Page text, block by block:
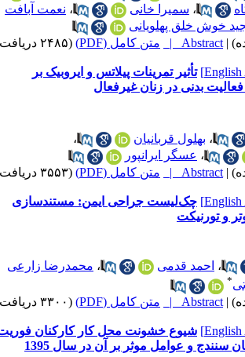
،سمیرا خانی ،نعمت آبافت
خوش خلق پهلویانی
|
Abstract | متن کامل (PDF) (۲۴۸۵ دریافت)
تأثیر تمرینات پیلاتس و ایروبیک بر
بدنی در زنان غیرفعال
،بهلول قربانیان
،
،عسگر ایرانپور
|
Abstract | متن کامل (PDF) (۳۵۵۳ دریافت)
چک‌لیست جراحی ایمن: مستندسازی
و تورنیکت
،احمد قدمی ،محمدرضا زارعی
|
Abstract | متن کامل (PDF) (۳۳۰۰ دریافت)
شیوع خشونت محل کار کارکنان فوریت
و عوامل موثر بر آن در سال 1395